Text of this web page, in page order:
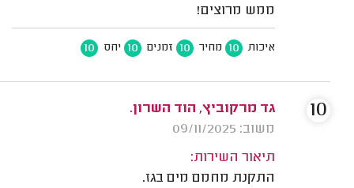
ממש מרוצים!
איכות 10 מחיר 10 זמנים 10 יחס 10
גד מרקוביץ, הוד השרון.
משוב: 09/11/2025
תיאור השירות:
התקנת מחמם מים בגז.
10